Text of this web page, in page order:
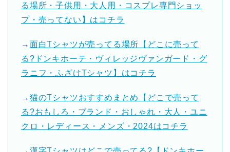
る場所・子供用・大人用・コスプレ専門ショッ
プ・売ってない】はコチラ
→ 面白Tシャツが売ってる場所【どこに売って
る?ドンキホーテ・ヴィレッジヴァンガード・グ
ラニフ・ふざけTシャツ】はコチラ
→ 猫のTシャツおすすめまとめ【どこで売って
る?おもしろ・ブランド・おしゃれ・大人・ユニ
クロ・レディース・メンズ・2024はコチラ